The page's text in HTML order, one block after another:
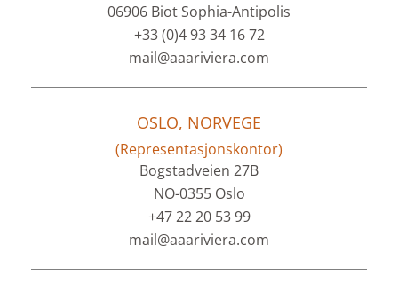
06906 Biot Sophia-Antipolis
+33 (0)4 93 34 16 72
mail@aaariviera.com
OSLO, NORVEGE
(Representasjonskontor)
Bogstadveien 27B
NO-0355 Oslo
+47 22 20 53 99
mail@aaariviera.com